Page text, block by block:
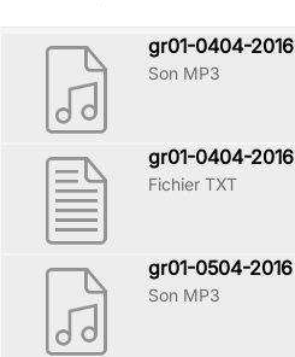
gr01-0404-2016
Son MP3
gr01-0404-2016
Fichier TXT
gr01-0504-2016
Son MP3